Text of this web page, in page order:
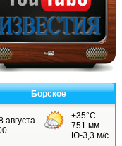
Борское